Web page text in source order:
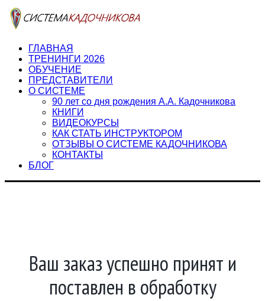
ГЛАВНАЯ
ТРЕНИНГИ 2026
ОБУЧЕНИЕ
ПРЕДСТАВИТЕЛИ
О СИСТЕМЕ
90 лет со дня рождения А.А. Кадочникова
КНИГИ
ВИДЕОКУРСЫ
КАК СТАТЬ ИНСТРУКТОРОМ
ОТЗЫВЫ О СИСТЕМЕ КАДОЧНИКОВА
КОНТАКТЫ
БЛОГ
Ваш заказ успешно принят и
поставлен в обработку